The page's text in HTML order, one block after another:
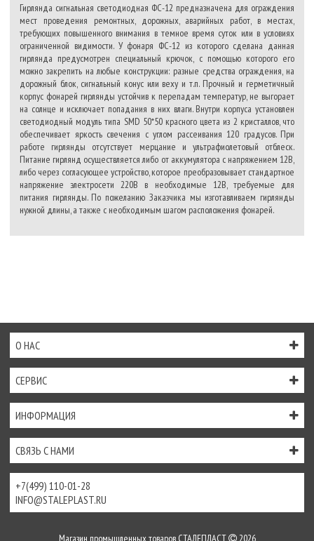
Гирлянда сигнальная светодиодная ФС-12 предназначена для ограждения
мест проведения ремонтных, дорожных, аварийных работ, в местах,
требующих повышенного внимания в темное время суток или в условиях
ограниченной видимости. У фонаря ФС-12 из которого сделана данная
гирлянда предусмотрен специальный крючок, с помощью которого его
можно закрепить на любые конструкции: разные средства ограждения, на
дорожный блок, сигнальный конус или веху и т.п. Прочный и герметичный
корпус фонарей гирлянды устойчив к перепадам температур, не выгорает
на солнце и исключает попадания в них влаги. Внутри корпуса установлен
светодиодный модуль типа SMD 50*50 красного цвета из 2 кристаллов, что
обеспечивает яркость свечения с углом рассеивания 120 градусов. При
работе гирлянды отсутствует мерцание и ультрафиолетовый отблеск.
Питание гирлянд осуществляется либо от аккумулятора с напряжением 12В,
либо через согласующее устройство, которое преобразовывает стандартное
напряжение электросети 220В в необходимые 12В, требуемые для
питания гирлянды. По пожеланию Заказчика мы изготавливаем гирлянды
нужной длины, а также с необходимым шагом расположения фонарей.
О НАС
СЕРВИС
ИНФОРМАЦИЯ
СВЯЗЬ С НАМИ
+7(499) 110-01-28
INFO@STALEPLAST.RU
Магазин промышленных товаров СТАЛЕПЛАСТ 2026